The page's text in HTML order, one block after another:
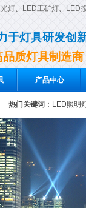
灯、 LED工矿灯、 LED
于灯具研发创
品质灯具制造商
产品中心
热门关键词 ： LED照明